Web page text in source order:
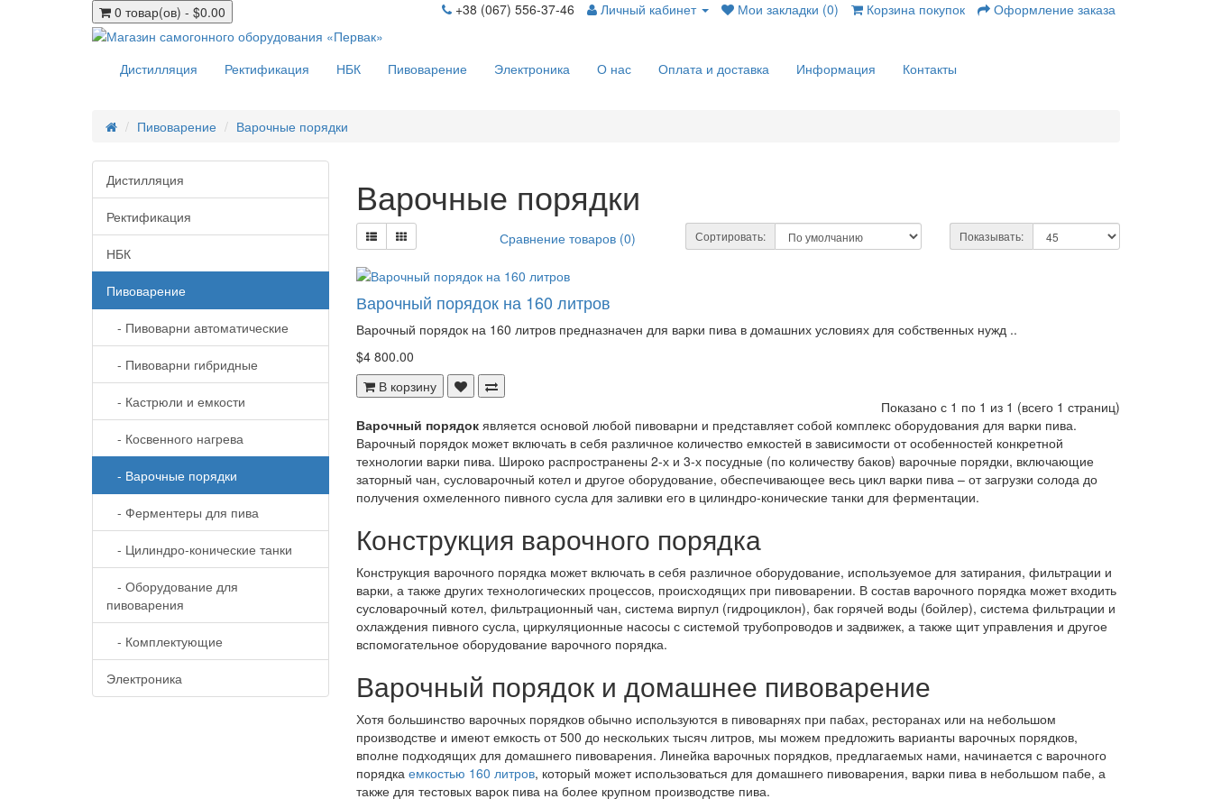
0 товар(ов) - $0.00 +38 (067) 556-37-46 Личный кабинет Мои закладки (0) Корзина покупок Оформление заказа
Дистилляция Ректификация НБК Пивоварение Электроника О нас Оплата и доставка Информация Контакты
Пивоварение Варочные порядки
Дистилляция
Ректификация
НБК
Пивоварение
- Пивоварни автоматические
- Пивоварни гибридные
- Кастрюли и емкости
- Косвенного нагрева
- Варочные порядки
- Ферментеры для пива
- Цилиндро-конические танки
- Оборудование для
пивоварения
- Комплектующие
Электроника
Варочные порядки
Сравнение товаров (0) Сортировать: Показывать:
Варочный порядок на 160 литров
Варочный порядок на 160 литров предназначен для варки пива в домашних условиях для собственных нужд ..
$4 800.00
В корзину
Показано с 1 по 1 из 1 (всего 1 страниц)
Варочный порядокявляется основой любой пивоварни и представляет собой комплекс оборудования для варки пива.
Варочный порядок может включать в себя различное количество емкостей в зависимости от особенностей конкретной
технологии варки пива. Широко распространены 2-х и 3-х посудные (по количеству баков) варочные порядки, включающие
заторный чан, сусловарочный котел и другое оборудование, обеспечивающее весь цикл варки пива – от загрузки солода до
получения охмеленного пивного сусла для заливки его в цилиндро-конические танки для ферментации.
Конструкция варочного порядка
Конструкция варочного порядка может включать в себя различное оборудование, используемое для затирания, фильтрации и
варки, а также других технологических процессов, происходящих при пивоварении. В состав варочного порядка может входить
сусловарочный котел, фильтрационный чан, система вирпул (гидроциклон), бак горячей воды (бойлер), система фильтрации и
охлаждения пивного сусла, циркуляционные насосы с системой трубопроводов и задвижек, а также щит управления и другое
вспомогательное оборудование варочного порядка.
Варочный порядок и домашнее пивоварение
Хотя большинство варочных порядков обычно используются в пивоварнях при пабах, ресторанах или на небольшом
производстве и имеют емкость от 500 до нескольких тысяч литров, мы можем предложить варианты варочных порядков,
вполне подходящих для домашнего пивоварения. Линейка варочных порядков, предлагаемых нами, начинается с варочного
порядка емкостью 160 литров, который может использоваться для домашнего пивоварения, варки пива в небольшом пабе, а
также для тестовых варок пива на более крупном производстве пива.